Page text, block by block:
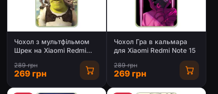
Чохол з мультфільмом
Шрек на Xiaomi Redmi
289 грн
269 грн
Чохол Гра в кальмара
для Xiaomi Redmi Note 15
289 грн
269 грн